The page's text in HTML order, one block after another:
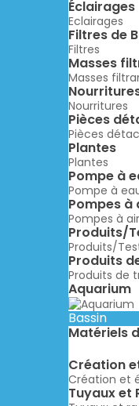
Éclairages
Eclairages
Filtres de
Filtres
Masses
Masses
Nourritures
Pièces
Pièces
Plantes
Plantes
Pompe à
Pompe à
Pompes à
Pompes à air
Produits/
Produits/
Produits
Produits de
Aquarium
Bassin
Matériels
Création
Création et
Tuyaux et